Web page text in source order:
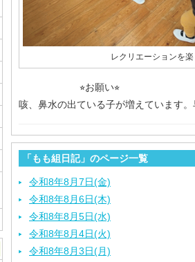
レクリエーションを
⭐︎お願い⭐︎
咳、鼻水の出ている子が増えています
「もも組日記」のページ一覧
令和8年8月7日(金)
令和8年8月6日(木)
令和8年8月5日(水)
令和8年8月4日(火)
令和8年8月3日(月)